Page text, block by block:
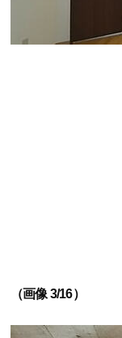
（画像 3/16）